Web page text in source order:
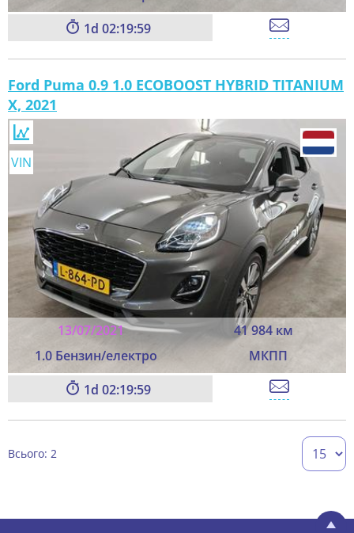
1 02:19:59
Ford Puma 0.9 1.0 ECOBOOST HYBRID TITANIUM
X, 2021
13/07/2021
41 984 км
1.0 Бензин/електро
МКПП
VIN
1 02:19:59
Всього: 2